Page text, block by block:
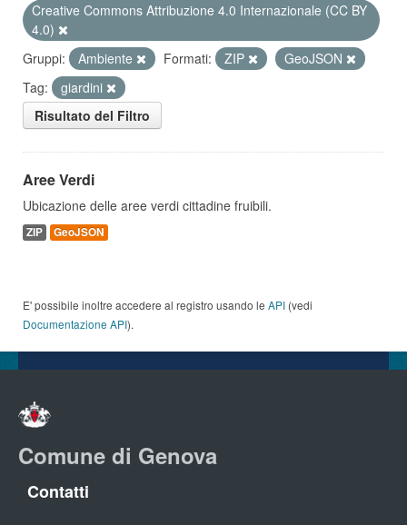
Creative Commons Attribuzione 4.0 Internazionale (CC BY
4.0)
Gruppi:
Ambiente Formati: ZIP
GeoJSON
Tag:
giardini
Risultato del Filtro
Aree Verdi
Ubicazione delle aree verdi cittadine fruibili.
ZIP GeoJSON
E' possibile inoltre accedere al registro usando le API (vedi
Documentazione API).
Comune di Genova
Contatti